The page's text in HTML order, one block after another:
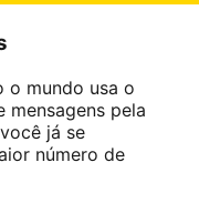
o mundo usa o
mensagens pela
já se
número de